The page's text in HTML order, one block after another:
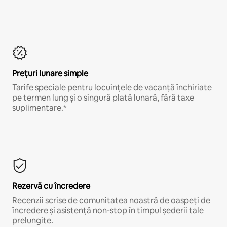
Prețuri lunare simple
Tarife speciale pentru locuințele de vacanță închiriate
pe termen lung și o singură plată lunară, fără taxe
suplimentare.*
Rezervă cu încredere
Recenzii scrise de comunitatea noastră de oaspeți de
încredere și asistență non-stop în timpul șederii tale
prelungite.